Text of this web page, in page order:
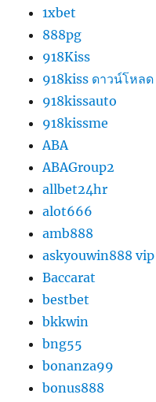
1xbet
888pg
918Kiss
918kiss ดาวน์โหลด
918kissauto
918kissme
ABA
ABAGroup2
allbet24hr
alot666
amb888
askyouwin888 vip
Baccarat
bestbet
bkkwin
bng55
bonanza99
bonus888